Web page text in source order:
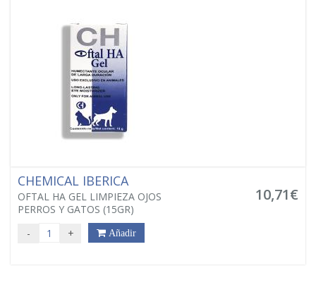
CHEMICAL IBERICA
OFTAL HA GEL LIMPIEZA OJOS
PERROS Y GATOS (15GR)
10,71€
- + Añadir